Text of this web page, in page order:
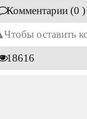
Комментарии (0 )
Чтобы оставить
18616